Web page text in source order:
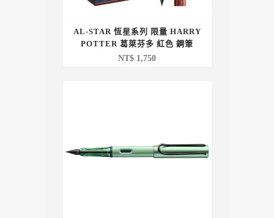
AL-STAR 恆星系列 限量 HARRY
POTTER 葛萊芬多 紅色 鋼筆
NT$ 1,750